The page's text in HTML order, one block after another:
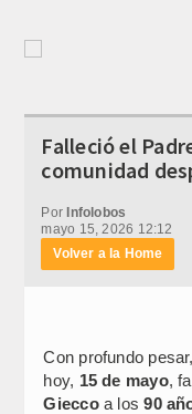
Falleció el
comunidad
Por Infolobos
mayo 15, 2026 12:12
Volver a la Home
Con profundo
hoy, 15 de mayo,
Gieccoa los90